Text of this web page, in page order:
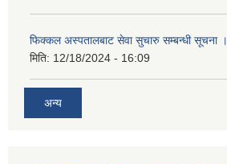
फिक्कल अस्पतालबाट सेवा सुचारु सम्बन्धी सूचना ।
मिति: 12/18/2024 - 16:09
अन्य